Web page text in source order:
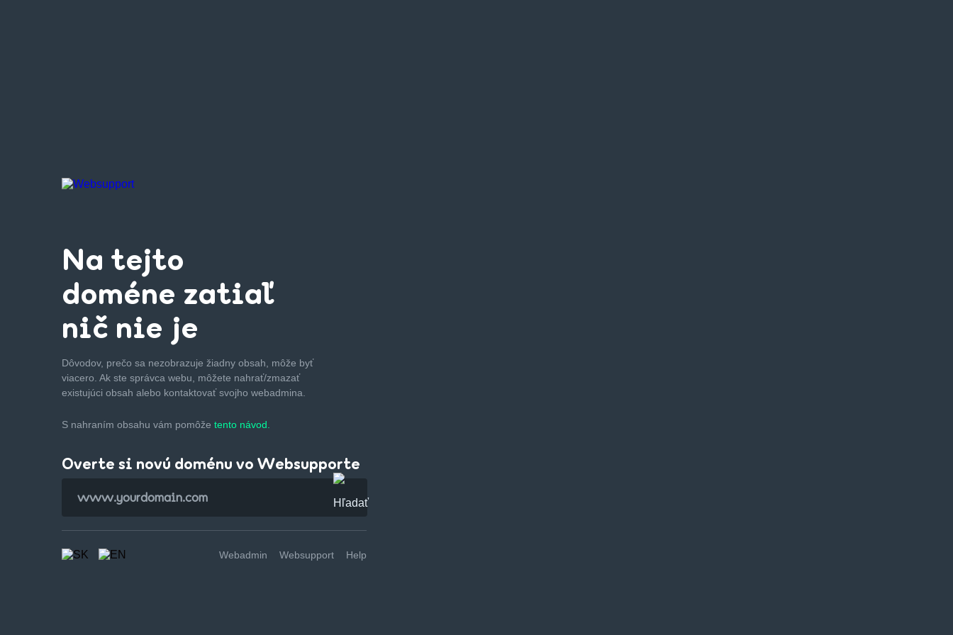
Na tejto
doméne zatiaľ
nič nie je
Dôvodov, prečo sa nezobrazuje žiadny obsah, môže byť
viacero. Ak ste správca webu, môžete nahrať/zmazať
existujúci obsah alebo kontaktovať svojho webadmina.
S nahraním obsahu vám pomôže tento návod.
Overte si novú doménu vo Websupporte
Webadmin Websupport Help